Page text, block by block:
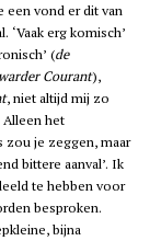
een vond er dit van
‘Vaak erg komisch’
(de
Courant),
, niet altijd mij zo
Alleen het
je zeggen, maar
bittere aanval’. Ik
te hebben voor
besproken.
bijna